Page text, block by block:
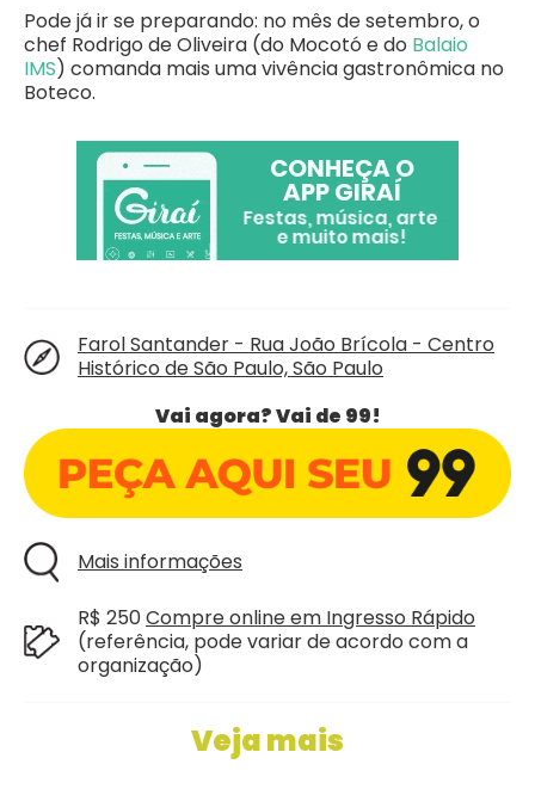
Pode já ir se preparando: no mês de setembro, o
chef Rodrigo de Oliveira (do Mocotó e do Balaio
IMS) comanda mais uma vivência gastronômica no
Boteco.
Farol Santander - Rua João Brícola - Centro
Histórico de São Paulo, São Paulo
Vai agora? Vai de 99!
Mais informações
R$ 250Compre online em Ingresso Rápido
(referência, pode variar de acordo com a
organização)
Veja mais